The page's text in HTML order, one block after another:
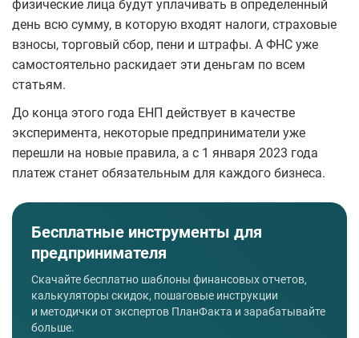
физические лица будут уплачивать в определенный
день всю сумму, в которую входят налоги, страховые
взносы, торговый сбор, пени и штрафы. А ФНС уже
самостоятельно раскидает эти деньгам по всем
статьям.
До конца этого года ЕНП действует в качестве
эксперимента, некоторые предприниматели уже
перешли на новые правила, а с 1 января 2023 года
платеж станет обязательным для каждого бизнеса.
Бесплатные инструменты для
предпринимателя
Скачайте бесплатно шаблоны финансовых отчетов,
калькуляторы скидок, пошаговые инструкции
и методички от экспертов ПланФакта и зарабатывайте
больше.